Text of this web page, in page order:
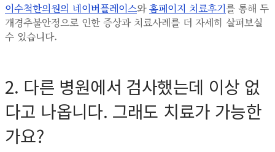
이수척한의원의 네이버플레이스와홈페이지 치료후기를 통해 두
개경추불안정으로 인한 증상과 치료사례를 더 자세히 살펴보실
수 있습니다.
2. 다른 병원에서 검사했는데 이상 없
다고 나옵니다. 그래도 치료가 가능한
가요?